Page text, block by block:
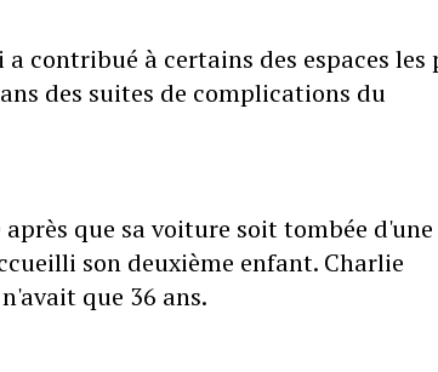
contribué à certains des espaces les
des suites de complications du
que sa voiture soit tombée d'une
son deuxième enfant. Charlie
que 36 ans.